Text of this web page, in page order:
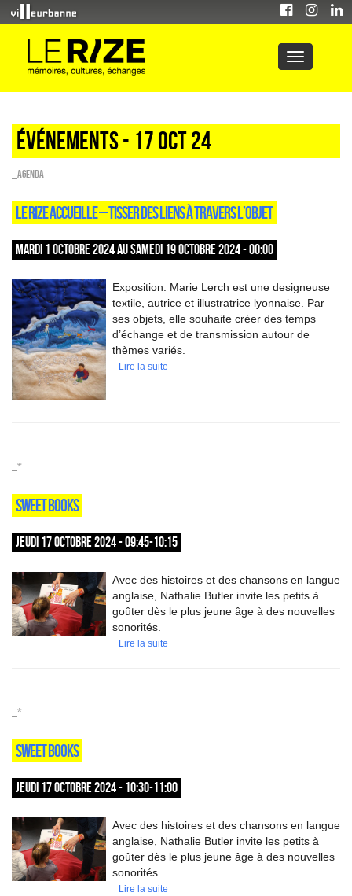
Événements - 17 Oct 24
_Agenda
LE RIZE ACCUEILLE – TISSER DES LIENS À TRAVERS L’OBJET
MARDI 1 OCTOBRE 2024 AU SAMEDI 19 OCTOBRE 2024 - 00:00
Exposition. Marie Lerch est une designeuse
textile, autrice et illustratrice lyonnaise. Par
ses objets, elle souhaite créer des temps
d’échange et de transmission autour de
thèmes variés.
Lire la suite
_*
SWEET BOOKS
JEUDI 17 OCTOBRE 2024 - 09:45-10:15
Avec des histoires et des chansons en langue
anglaise, Nathalie Butler invite les petits à
goûter dès le plus jeune âge à des nouvelles
sonorités.
Lire la suite
_*
SWEET BOOKS
JEUDI 17 OCTOBRE 2024 - 10:30-11:00
Avec des histoires et des chansons en langue
anglaise, Nathalie Butler invite les petits à
goûter dès le plus jeune âge à des nouvelles
sonorités.
Lire la suite